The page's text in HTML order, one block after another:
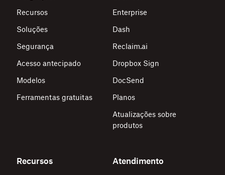
Recursos
Soluções
Segurança
Acesso antecipado
Modelos
Ferramentas gratuitas
Enterprise
Dash
Reclaim.ai
Dropbox Sign
DocSend
Planos
Atualizações sobre
produtos
Recursos Atendimento